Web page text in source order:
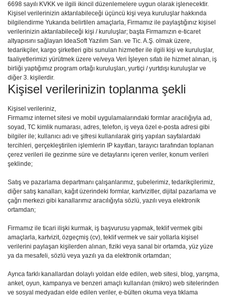
6698 sayılı KVKK ve ilgili ikincil düzenlemelere uygun olarak işlenecektir.
Kişisel verilerinizin aktarılabileceği üçüncü kişi veya kuruluşlar hakkında
bilgilendirme Yukarıda belirtilen amaçlarla, Firmamız ile paylaştığınız kişisel
verilerinizin aktarılabileceği kişi / kuruluşlar; başta Firmamızın e-ticaret
altyapısını sağlayan IdeaSoft Yazılım San. ve Tic. A.Ş. olmak üzere,
tedarikçiler, kargo şirketleri gibi sunulan hizmetler ile ilgili kişi ve kuruluşlar,
faaliyetlerimizi yürütmek üzere ve/veya Veri İşleyen sıfatı ile hizmet alınan, iş
birliği yaptığımız program ortağı kuruluşları, yurtiçi / yurtdışı kuruluşlar ve
diğer 3. kişilerdir.
Kişisel verilerinizin toplanma şekli
Kişisel verileriniz,
Firmamız internet sitesi ve mobil uygulamalarındaki formlar aracılığıyla ad,
soyad, TC kimlik numarası, adres, telefon, iş veya özel e-posta adresi gibi
bilgiler ile; kullanıcı adı ve şifresi kullanılarak giriş yapılan sayfalardaki
tercihleri, gerçekleştirilen işlemlerin IP kayıtları, tarayıcı tarafından toplanan
çerez verileri ile gezinme süre ve detaylarını içeren veriler, konum verileri
şeklinde;
Satış ve pazarlama departmanı çalışanlarımız, şubelerimiz, tedarikçilerimiz,
diğer satış kanalları, kağıt üzerindeki formlar, kartvizitler, dijital pazarlama ve
çağrı merkezi gibi kanallarımız aracılığıyla sözlü, yazılı veya elektronik
ortamdan;
Firmamız ile ticari ilişki kurmak, iş başvurusu yapmak, teklif vermek gibi
amaçlarla, kartvizit, özgeçmiş (cv), teklif vermek ve sair yollarla kişisel
verilerini paylaşan kişilerden alınan, fiziki veya sanal bir ortamda, yüz yüze
ya da mesafeli, sözlü veya yazılı ya da elektronik ortamdan;
Ayrıca farklı kanallardan dolaylı yoldan elde edilen, web sitesi, blog, yarışma,
anket, oyun, kampanya ve benzeri amaçlı kullanılan (mikro) web sitelerinden
ve sosyal medyadan elde edilen veriler, e-bülten okuma veya tıklama